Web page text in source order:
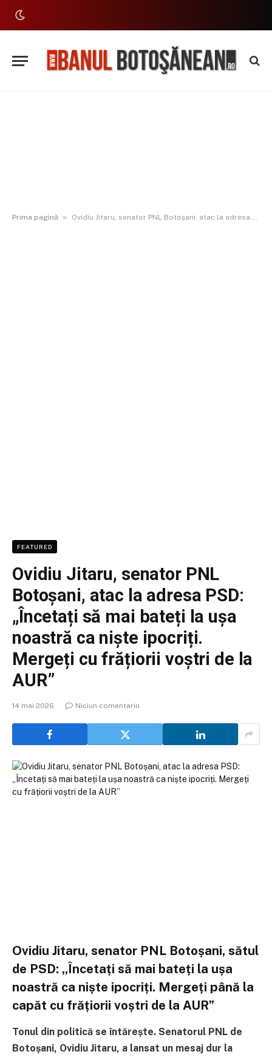
Prima pagină » Ovidiu Jitaru, senator PNL Botoșani, atac la adresa PSD: „Încetați să mai bateți la ușa noastră ca niște ipocriți. Mergeți cu frățiorii voștri de la AUR”
FEATURED
Ovidiu Jitaru, senator PNL
Botoșani, atac la adresa PSD:
„Încetați să mai bateți la ușa
noastră ca niște ipocriți.
Mergeți cu frățiorii voștri de la
AUR”
14 mai 2026 Niciun comentariu
Ovidiu Jitaru, senator PNL Botoșani, sătul
de PSD: „Încetați să mai bateți la ușa
noastră ca niște ipocriți. Mergeți până la
capăt cu frățiorii voștri de la AUR”
Tonul din politică se întărește. Senatorul PNL de
Botoșani, Ovidiu Jitaru, a lansat un mesaj dur la